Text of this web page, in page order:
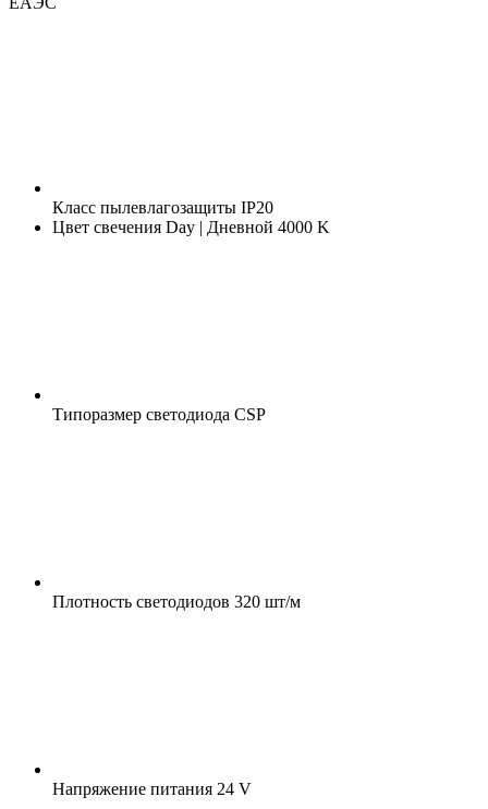
Класс пылевлагозащиты IP20
Цвет свечения Day | Дневной 4000 K
Типоразмер светодиода CSP
Плотность светодиодов 320 шт/м
Напряжение питания 24 V